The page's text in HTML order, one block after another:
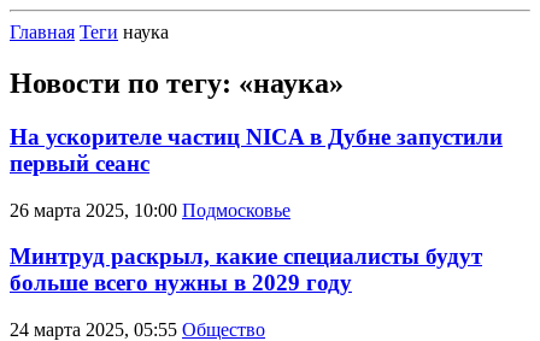
Главная Теги наука
Новости по тегу: «наука»
На ускорителе частиц NICA в Дубне запустили
первый сеанс
26 марта 2025, 10:00 Подмосковье
Минтруд раскрыл, какие специалисты будут
больше всего нужны в 2029 году
24 марта 2025, 05:55 Общество